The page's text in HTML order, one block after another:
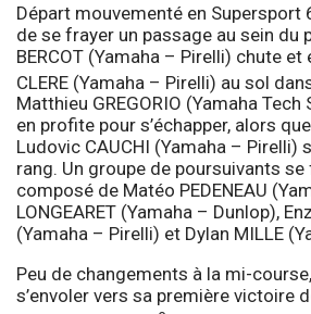
Départ mouvementé en Supersport
de se frayer un passage au sein du
BERCOT (Yamaha – Pirelli) chute et
CLERE (Yamaha – Pirelli) au sol
Matthieu GREGORIO (Yamaha
en profite pour s’échapper, alors
Ludovic CAUCHI (Yamaha – Pirelli)
rang. Un groupe de poursuivants
composé de Matéo PEDENEAU
LONGEARET (Yamaha – Dunlop),
(Yamaha – Pirelli) et Dylan MILLE
Peu de changements à la mi-
s’envoler vers sa première victoire